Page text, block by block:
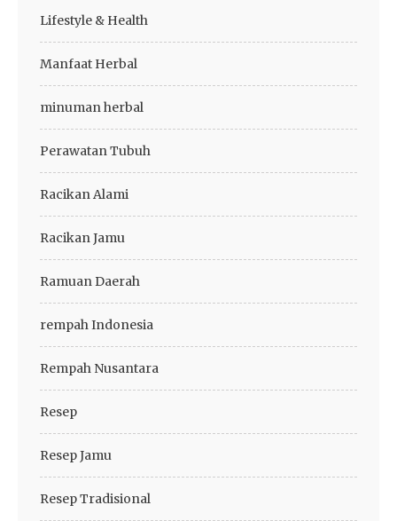
Lifestyle & Health
Manfaat Herbal
minuman herbal
Perawatan Tubuh
Racikan Alami
Racikan Jamu
Ramuan Daerah
rempah Indonesia
Rempah Nusantara
Resep
Resep Jamu
Resep Tradisional